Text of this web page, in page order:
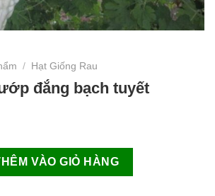
/ Hạt Giống Rau
đắng bạch tuyết
bạch tuyết số lượng
VÀO GIỎ HÀNG